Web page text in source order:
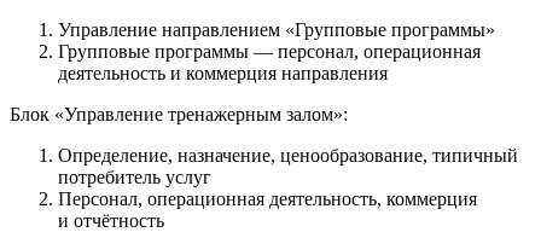
Управление направлением «Групповые программы»
Групповые программы — персонал, операционная
деятельность и коммерция направления
Блок «Управление тренажерным залом»:
Определение, назначение, ценообразова­ние, типичный
потребитель услуг
Персонал, операционная деятельность, коммерция
и отчётность